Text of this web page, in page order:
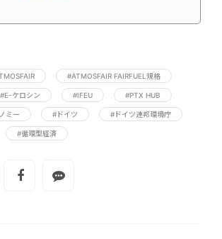
#ATMOSFAIR FAIRFUEL規格
#E-ケロシン #IFEU #PTX HUB
ミー #ドイツ #ドイツ連邦環境庁
#循環型経済